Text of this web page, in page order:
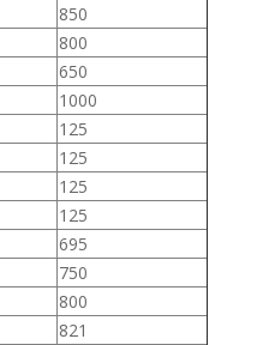
850
800
650
1000
125
125
125
125
695
750
800
821